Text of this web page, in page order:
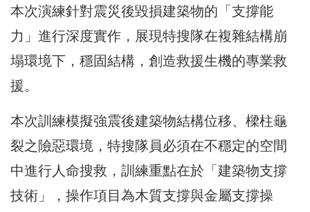
本次演練針對震災後毀損建築物的「支撐能
力」進行深度實作，展現特搜隊在複雜結構崩
塌環境下，穩固結構，創造救援生機的專業救
援。
本次訓練模擬強震後建築物結構位移、樑柱龜
裂之險惡環境，特搜隊員必須在不穩定的空間
中進行人命搜救，訓練重點在於「建築物支撐
技術」，操作項目為木質支撐與金屬支撐操